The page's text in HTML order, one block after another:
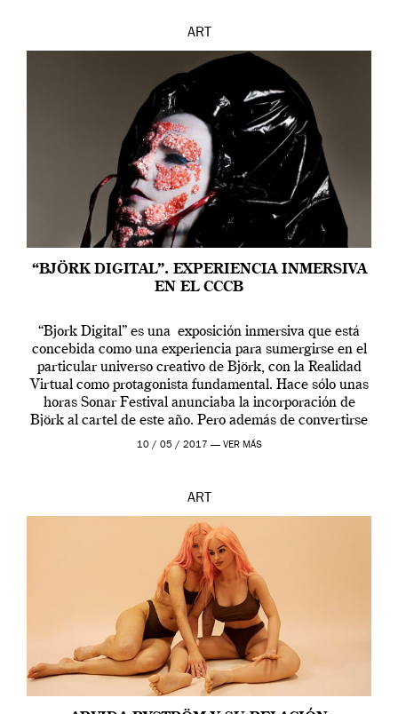
ART
“BJÖRK DIGITAL”. EXPERIENCIA INMERSIVA
EN EL CCCB
“Bjork Digital” es una exposición inmersiva que está
concebida como una experiencia para sumergirse en el
particular universo creativo de Björk, con la Realidad
Virtual como protagonista fundamental. Hace sólo unas
horas Sonar Festival anunciaba la incorporación de
Björk al cartel de este año. Pero además de convertirse
en una de las actuaciones más relevantes […]
10 / 05 / 2017 — VER MÁS
ART